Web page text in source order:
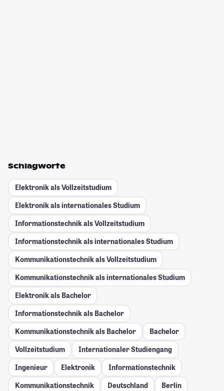
Schlagworte
Elektronik als Vollzeitstudium
Elektronik als internationales Studium
Informationstechnik als Vollzeitstudium
Informationstechnik als internationales Studium
Kommunikationstechnik als Vollzeitstudium
Kommunikationstechnik als internationales Studium
Elektronik als Bachelor
Informationstechnik als Bachelor
Kommunikationstechnik als Bachelor
Bachelor
Vollzeitstudium
Internationaler Studiengang
Ingenieur
Elektronik
Informationstechnik
Kommunikationstechnik
Deutschland
Berlin